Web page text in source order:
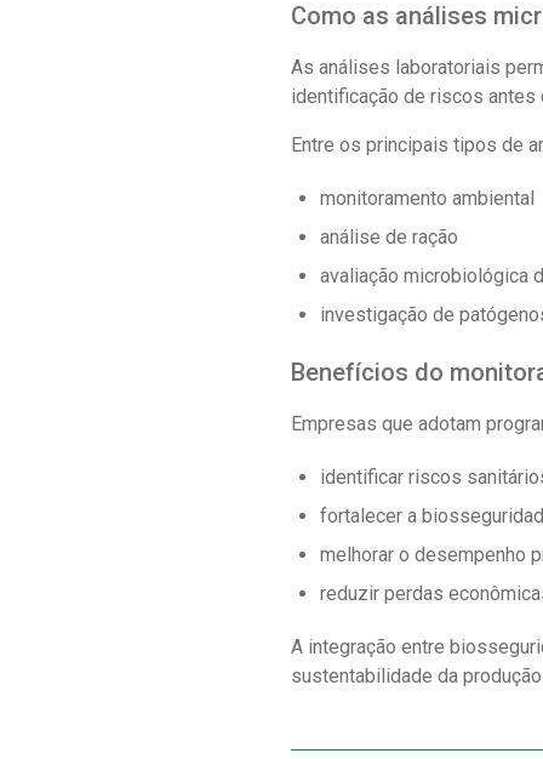
Como as análises
As análises laboratoriais
identificação de riscos
Entre os principais tipos de
monitoramento ambiental
análise de ração
avaliação microbiológica
investigação de
Benefícios do
Empresas que adotam
identificar riscos
fortalecer a
melhorar o desempenho
reduzir perdas
A integração entre
sustentabilidade da